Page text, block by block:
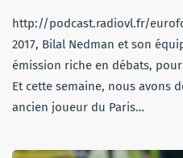
http://podcast.radiovl.fr/
2017, Bilal Nedman et son
émission riche en débats, pour
Et cette semaine, nous avons
ancien joueur du Paris…